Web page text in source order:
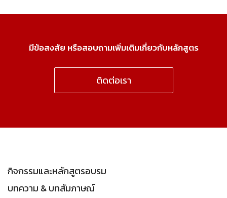
มีข้อสงสัย หรือสอบถามเพิ่มเติมเกี่ยวกับหลักสูตร
ติดต่อเรา
กิจกรรมและหลักสูตรอบรม
บทความ & บทสัมภาษณ์